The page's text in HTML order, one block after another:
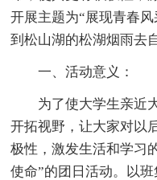
开展主题为“展现青春
到松山湖的松湖烟雨去
一、活动意义：
为了使大学生亲近
开拓视野，让大家对以
极性，激发生活和学习
使命”的团日活动。以